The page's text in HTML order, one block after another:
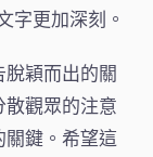
字更加深刻。
穎而出的關
觀眾的注意
鍵。希望這